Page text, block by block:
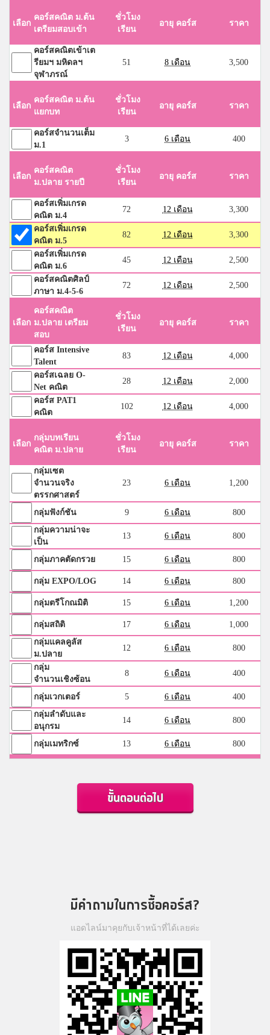
เลือก
คอร์สคณิต ม.ต้น
เตรียมสอบเข้า
ชั่วโมง
เรียน
อายุ คอร์ส ราคา
คอร์สคณิตเข้าเต
รียมฯ มหิดลฯ
จุฬาภรณ์
51 8 เดือน 3,500
เลือก
คอร์สคณิต ม.ต้น
แยกบท
ชั่วโมง
เรียน
อายุ คอร์ส ราคา
คอร์สจำนวนเต็ม
ม.1
3 6 เดือน 400
เลือก
คอร์สคณิต
ม.ปลาย รายปี
ชั่วโมง
เรียน
อายุ คอร์ส ราคา
คอร์สเพิ่มเกรด
คณิต ม.4
72 12 เดือน 3,300
คอร์สเพิ่มเกรด
คณิต ม.5
82 12 เดือน 3,300
คอร์สเพิ่มเกรด
คณิต ม.6
45 12 เดือน 2,500
คอร์สคณิตศิลป์
ภาษา ม.4-5-6
72 12 เดือน 2,500
เลือก
คอร์สคณิต
ม.ปลาย เตรียม
สอบ
ชั่วโมง
เรียน
อายุ คอร์ส ราคา
คอร์ส Intensive
Talent
83 12 เดือน 4,000
คอร์สเฉลย O-
Net คณิต
28 12 เดือน 2,000
คอร์ส PAT1
คณิต
102 12 เดือน 4,000
เลือก
กลุ่มบทเรียน
คณิต ม.ปลาย
ชั่วโมง
เรียน
อายุ คอร์ส ราคา
กลุ่มเซต
จำนวนจริง
ตรรกศาสตร์
23 6 เดือน 1,200
กลุ่มฟังก์ชัน 9 6 เดือน
800
กลุ่มความน่าจะ
เป็น
13 6 เดือน 800
กลุ่มภาคตัดกรวย 15 6 เดือน 800
กลุ่ม EXPO/LOG 14 6 เดือน 800
กลุ่มตรีโกณมิติ 15 6 เดือน 1,200
กลุ่มสถิติ 17 6 เดือน
1,000
กลุ่มแคลคูลัส
ม.ปลาย
12 6 เดือน 800
กลุ่ม
จำนวนเชิงซ้อน
8 6 เดือน 400
กลุ่มเวกเตอร์ 5 6 เดือน
400
กลุ่มลำดับและ
อนุกรม
14 6 เดือน 800
กลุ่มเมทริกซ์ 13 6 เดือน 800
ขั้นตอนต่อไป
มีคำถามในการซื้อคอร์ส?
แอดไลน์มาคุยกับเจ้าหน้าที่ได้เลยค่ะ